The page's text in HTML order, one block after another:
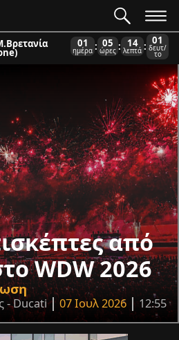
01
ημέρα : 05
ώρες : 13
λεπτά : 59
δευτ/
τα
από
WDW 2026
- Ducati 07 Ιουλ 2026 12:55